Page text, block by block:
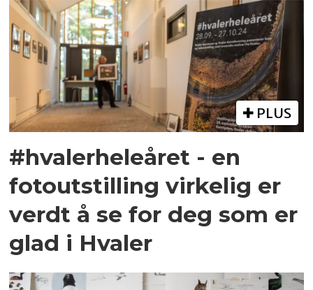
PLUS
#hvalerheleåret - en
fotoutstilling virkelig er
verdt å se for deg som er
glad i Hvaler